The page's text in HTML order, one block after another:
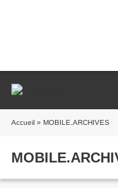
Accueil » MOBILE.ARCHIVES